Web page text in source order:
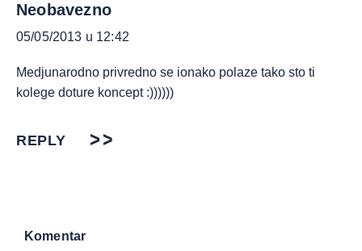
Neobavezno
05/05/2013 u 12:42
Medjunarodno privredno se ionako polaze tako sto ti
kolege doture koncept :))))))
REPLY
Komentar